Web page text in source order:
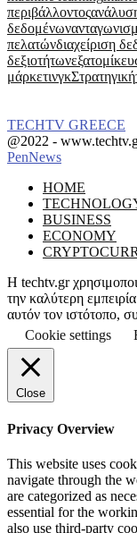
περιβάλλοντος
δεδομένων
πελατώνδιαχείριση
δεξιοτήτων
μάρκετινγκΣτρατηγική
TECHTV GREECE
Facebook
Instagram
@2022 -
PenNews
HOME
BUSINESS
ECONOMY
Η techtv.gr
την καλύτερη
αυτόν τον ιστότοπο,
Cookie settings
Close
Privacy Overview
This website uses
navigate through the
are categorized as
essential for the
also use third-party